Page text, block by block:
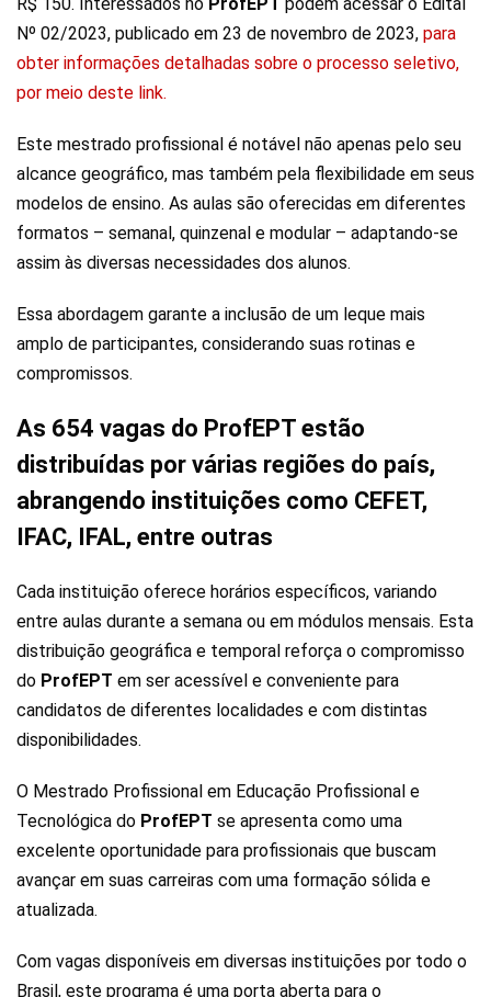
Nº 02/2023, publicado em 23 de novembro de 2023, para
obter informações detalhadas sobre o processo seletivo,
por meio deste link.
Este mestrado profissional é notável não apenas pelo seu
alcance geográfico, mas também pela flexibilidade em seus
modelos de ensino. As aulas são oferecidas em diferentes
formatos – semanal, quinzenal e modular – adaptando-se
assim às diversas necessidades dos alunos.
Essa abordagem garante a inclusão de um leque mais
amplo de participantes, considerando suas rotinas e
compromissos.
As 654 vagas do ProfEPT estão
distribuídas por várias regiões do país,
abrangendo instituições como CEFET,
IFAC, IFAL, entre outras
Cada instituição oferece horários específicos, variando
entre aulas durante a semana ou em módulos mensais. Esta
distribuição geográfica e temporal reforça o compromisso
do ProfEPT em ser acessível e conveniente para
candidatos de diferentes localidades e com distintas
disponibilidades.
O Mestrado Profissional em Educação Profissional e
Tecnológica do ProfEPT se apresenta como uma
excelente oportunidade para profissionais que buscam
avançar em suas carreiras com uma formação sólida e
atualizada.
Com vagas disponíveis em diversas instituições por todo o
Brasil, este programa é uma porta aberta para o